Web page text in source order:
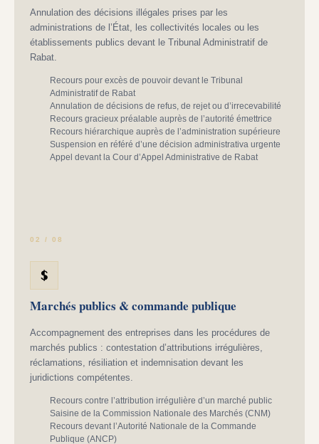
Annulation des décisions illégales prises par les
administrations de l’État, les collectivités locales ou les
établissements publics devant le Tribunal Administratif de
Rabat.
Recours pour excès de pouvoir devant le Tribunal
Administratif de Rabat
Annulation de décisions de refus, de rejet ou d’irrecevabilité
Recours gracieux préalable auprès de l’autorité émettrice
Recours hiérarchique auprès de l’administration supérieure
Suspension en référé d’une décision administrativa urgente
Appel devant la Cour d’Appel Administrative de Rabat
02 / 08
Marchés publics & commande publique
Accompagnement des entreprises dans les procédures de
marchés publics : contestation d’attributions irrégulières,
réclamations, résiliation et indemnisation devant les
juridictions compétentes.
Recours contre l’attribution irrégulière d’un marché public
Saisine de la Commission Nationale des Marchés (CNM)
Recours devant l’Autorité Nationale de la Commande
Publique (ANCP)